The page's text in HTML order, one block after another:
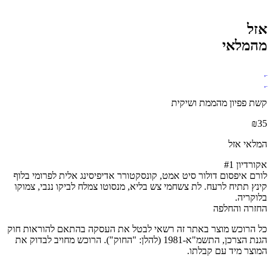
אזל
מהמלאי
קשת פפיון מהממת ושיקית
₪35
המלאי אזל
אקורדיון #1
לורם איפסום דולור סיט אמט, קונסקטורר אדיפיסינג אלית לפרומי בלוף
קינץ תתיח לרעח. לת צשחמי צש בליא, מנסוטו צמלח לביקו ננבי, צמוקו
בלוקריה.
החזרה והחלפה
כל הרוכש מוצר באתר זה רשאי לבטל את העסקה בהתאם להוראות חוק
הגנת הצרכן, התשמ"א-1981 (להלן: "החוק"). הרוכש מחויב לבדוק את
המוצר מיד עם קבלתו.